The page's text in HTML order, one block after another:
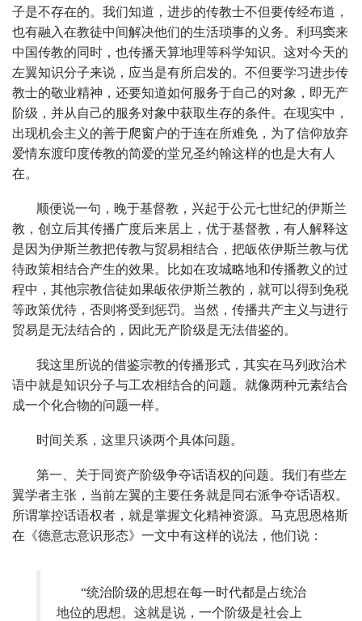
子是不存在的。我们知道，进步的传教士不但要传经布道，
也有融入在教徒中间解决他们的生活琐事的义务。利玛窦来
中国传教的同时，也传播天算地理等科学知识。这对今天的
左翼知识分子来说，应当是有所启发的。不但要学习进步传
教士的敬业精神，还要知道如何服务于自己的对象，即无产
阶级，并从自己的服务对象中获取生存的条件。在现实中，
出现机会主义的善于爬窗户的于连在所难免，为了信仰放弃
爱情东渡印度传教的简爱的堂兄圣约翰这样的也是大有人
在。
顺便说一句，晚于基督教，兴起于公元七世纪的伊斯兰
教，创立后其传播广度后来居上，优于基督教，有人解释这
是因为伊斯兰教把传教与贸易相结合，把皈依伊斯兰教与优
待政策相结合产生的效果。比如在攻城略地和传播教义的过
程中，其他宗教信徒如果皈依伊斯兰教的，就可以得到免税
等政策优待，否则将受到惩罚。当然，传播共产主义与进行
贸易是无法结合的，因此无产阶级是无法借鉴的。
我这里所说的借鉴宗教的传播形式，其实在马列政治术
语中就是知识分子与工农相结合的问题。就像两种元素结合
成一个化合物的问题一样。
时间关系，这里只谈两个具体问题。
第一、关于同资产阶级争夺话语权的问题。我们有些左
翼学者主张，当前左翼的主要任务就是同右派争夺话语权。
所谓掌控话语权者，就是掌握文化精神资源。马克思恩格斯
在《德意志意识形态》一文中有这样的说法，他们说：
“统治阶级的思想在每一时代都是占统治
地位的思想。这就是说，一个阶级是社会上